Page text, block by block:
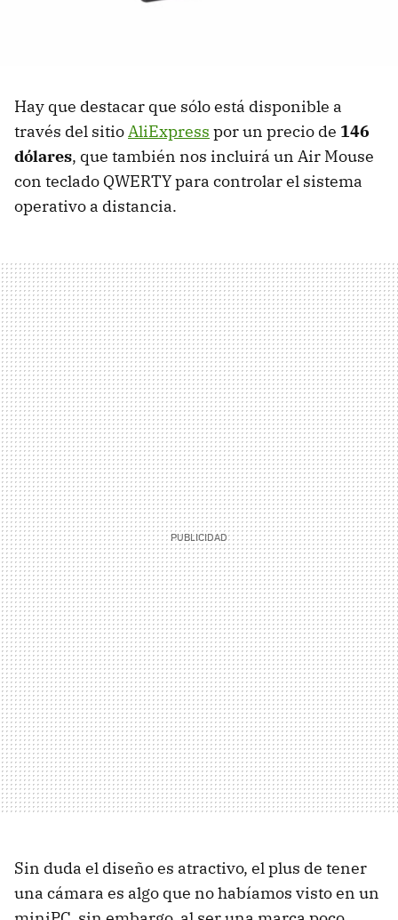
Hay que destacar que sólo está disponible a
través del sitio AliExpress por un precio de 146
dólares, que también nos incluirá un Air Mouse
con teclado QWERTY para controlar el sistema
operativo a distancia.
Sin duda el diseño es atractivo, el plus de tener
una cámara es algo que no habíamos visto en un